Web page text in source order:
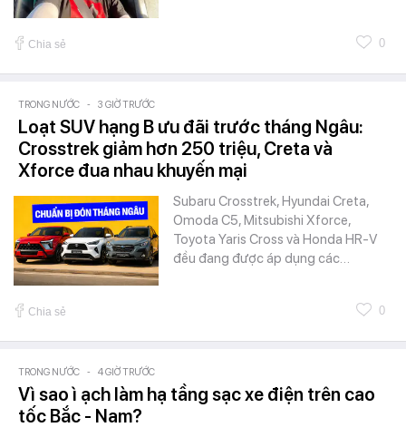
Chia sẻ 0
TRONG NƯỚC - 3 GIỜ TRƯỚC
Loạt SUV hạng B ưu đãi trước tháng Ngâu:
Crosstrek giảm hơn 250 triệu, Creta và
Xforce đua nhau khuyến mại
Subaru Crosstrek, Hyundai Creta,
Omoda C5, Mitsubishi Xforce,
Toyota Yaris Cross và Honda HR-V
đều đang được áp dụng các…
Chia sẻ 0
TRONG NƯỚC - 4 GIỜ TRƯỚC
Vì sao ì ạch làm hạ tầng sạc xe điện trên cao
tốc Bắc - Nam?